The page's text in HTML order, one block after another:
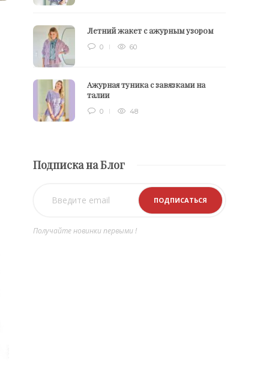
Летний жакет с ажурным узором
0 60
Ажурная туника с завязками на
талии
0 48
Подписка на Блог
Получайте новинки первыми !